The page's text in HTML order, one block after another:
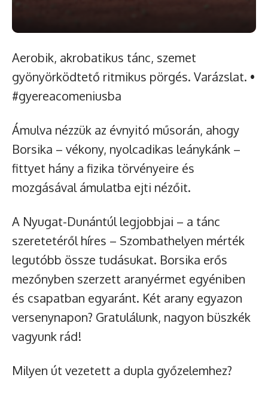
Aerobik, akrobatikus tánc, szemet
gyönyörködtető ritmikus pörgés. Varázslat. •
#gyereacomeniusba
Ámulva nézzük az évnyitó műsorán, ahogy
Borsika – vékony, nyolcadikas leánykánk –
fittyet hány a fizika törvényeire és
mozgásával ámulatba ejti nézőit.
A Nyugat-Dunántúl legjobbjai – a tánc
szeretetéről híres – Szombathelyen mérték
legutóbb össze tudásukat. Borsika erős
mezőnyben szerzett aranyérmet egyéniben
és csapatban egyaránt. Két arany egyazon
versenynapon? Gratulálunk, nagyon büszkék
vagyunk rád!
Milyen út vezetett a dupla győzelemhez?